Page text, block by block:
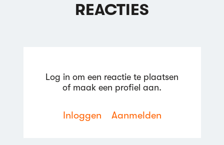
REACTIES
Log in om een reactie te plaatsen
of maak een profiel aan.
Inloggen Aanmelden